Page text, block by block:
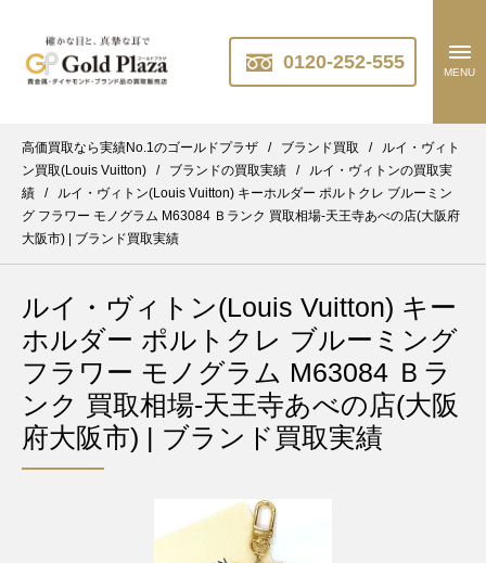
0120-252-555 MENU
高価買取なら実績No.1のゴールドプラザ / ブランド買取 /
ルイ・ヴィト
ン買取(Louis Vuitton)
/ ブランドの買取実績 /
ルイ・ヴィトンの買取実
績
/
ルイ・ヴィトン(Louis Vuitton) キーホルダー ポルトクレ ブルーミン
グ フラワー モノグラム M63084 Ｂランク 買取相場-天王寺あべの店(大阪府
大阪市) | ブランド買取実績
ルイ・ヴィトン(Louis Vuitton) キー
ホルダー ポルトクレ ブルーミング
フラワー モノグラム M63084 Ｂラ
ンク 買取相場-天王寺あべの店(大阪
府大阪市) | ブランド買取実績